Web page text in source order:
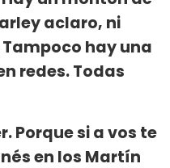
aclaro, ni
hay una
redes. Todas
Porque si a vos te
en los Martín